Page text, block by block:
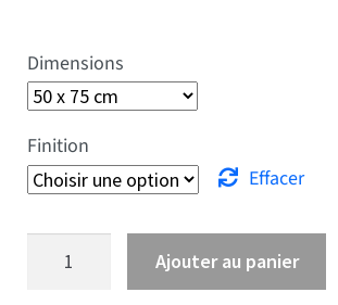
Dimensions
Finition
Effacer
quantité de Drapeau Savoie
Ajouter au panier